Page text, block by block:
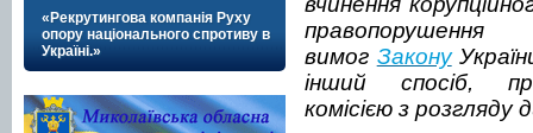
«Рекрутингова компанія Руху
опору національного спротиву в
Україні.»
вимог Закону
інший спосіб,
комісією з розгляду